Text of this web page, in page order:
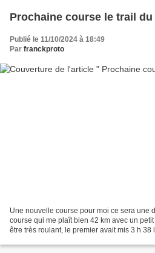
Prochaine course
Publié le 11/10/2024 à 18:49
Par franckproto
Une nouvelle course pour moi ce sera une
course qui me plaît bien 42 km avec un
être très roulant, le premier avait mis 3 h